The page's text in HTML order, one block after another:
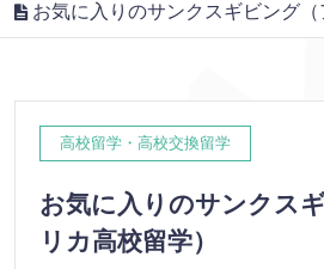
お気に入りのサンクスギビング（
高校留学・高校交換留学
お気に入りのサンクス
リカ高校留学）